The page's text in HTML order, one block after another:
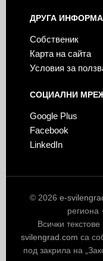
ДРУГА
Собственик
Карта на сайта
Условия за
СОЦИАЛНИ
Google Plus
Facebook
LinkedIn
© 2026e-
региона
Всички
svilengrad.com са
под закрила на